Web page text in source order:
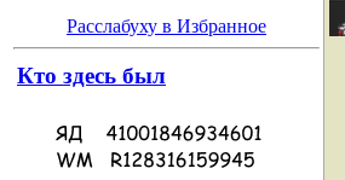
Расслабуху в Избранное
Кто здесь был